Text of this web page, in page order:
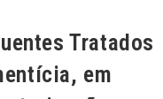
Tratados
em